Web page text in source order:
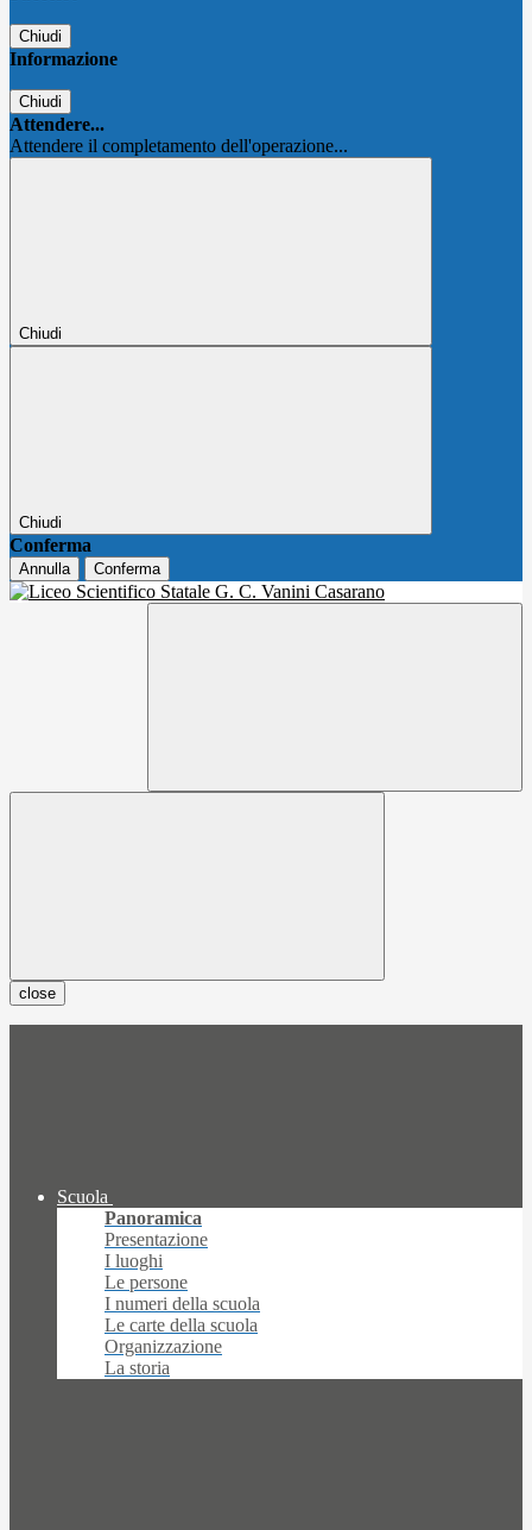
Chiudi
Informazione
Chiudi
Attendere...
Attendere il completamento dell'operazione...
Chiudi
Chiudi
Conferma
Annulla Conferma
close
Scuola
Panoramica
Presentazione
I luoghi
Le persone
I numeri della scuola
Le carte della scuola
Organizzazione
La storia